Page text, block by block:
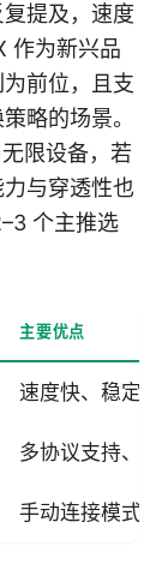
提及，速度
作为新兴品
前位，且支
略的场景。
限设备，若
与穿透性也
个主推选
主要优点
速度快、稳定
多协议支持、
手动连接模式